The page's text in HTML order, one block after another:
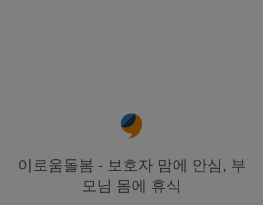
이로움돌봄 - 보호자 맘에 안심, 부
모님 몸에 휴식